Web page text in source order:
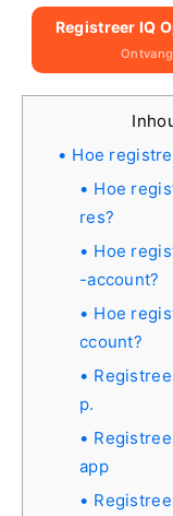
Registreer IQ
Hoe
Hoe
res?
Hoe
-account?
Hoe
ccount?
p.
app